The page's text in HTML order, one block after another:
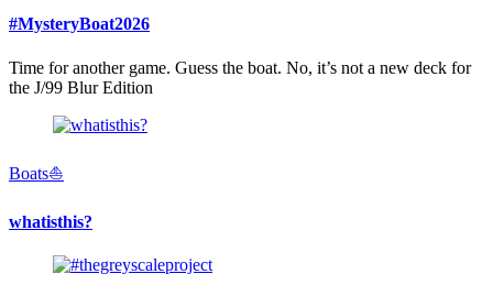
#MysteryBoat2026
Time for another game. Guess the boat. No, it’s not a new deck for
the J/99 Blur Edition
Boats⛵️
whatisthis?